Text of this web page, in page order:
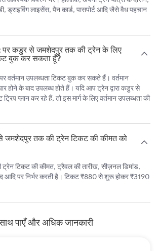
ड्राइविंग लाइसेंस, पैन कार्ड, पासपोर्ट आदि जैसे वैध पहचान
कडुर से जमशेदपुर तक की ट्रेन के लिए
बुक कर सकता हूँ?
उपलब्धता टिकट बुक कर सकते हैं। वर्तमान
होने के बाद उपलब्ध होते हैं। यदि आप ट्रेन द्वारा कडुर से
प्लान कर रहे हैं, तो इस मार्ग के लिए वर्तमान उपलब्धता की
तक की ट्रेन टिकट की कीमत को
टिकट की कीमत, ट्रैवल की तारीख, सीज़नल डिमांड,
आदि पर निर्भर करती है। टिकट ₹880 से शुरू होकर ₹3190
पाएँ और अधिक जानकारी